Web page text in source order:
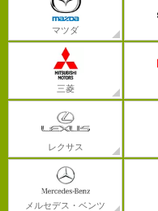
マツダ
三菱
レクサス
メルセデス・ベンツ